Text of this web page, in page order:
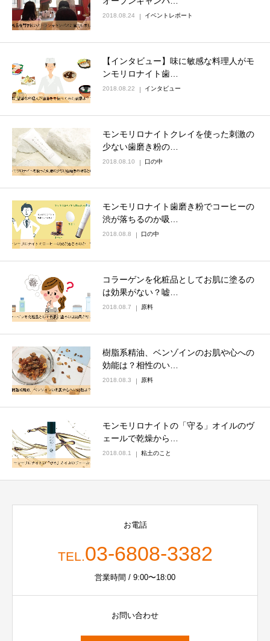
2018.08.24 イベントレポート
【インタビュー】味に敏感な料理人がモ
ンモリロナイト歯…
2018.08.22 インタビュー
モンモリロナイトクレイを使った刺激の
少ない歯磨き粉の…
2018.08.10 口の中
モンモリロナイト歯磨き粉でコーヒーの
渋が落ちるのか吸…
2018.08.8 口の中
コラーゲンを化粧品としてお肌に塗るの
は効果がない？嘘…
2018.08.7 原料
樹脂系精油、ベンゾインのお肌や心への
効能は？相性のい…
2018.08.3 原料
モンモリロナイトの「守る」オイルのヴ
ェールで乾燥から…
2018.08.1 粘土のこと
お電話
TEL.03-6808-3382
営業時間 / 9:00〜18:00
お問い合わせ